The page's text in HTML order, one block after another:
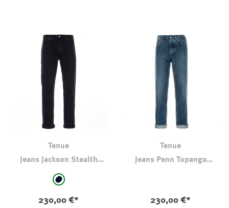
Tenue
Jeans Jackson Stealth
Relaxed Tapered Fit
auswählen
blau-schwarz
230,00 €*
Tenue
Jeans Penn Topanga
230,00 €*